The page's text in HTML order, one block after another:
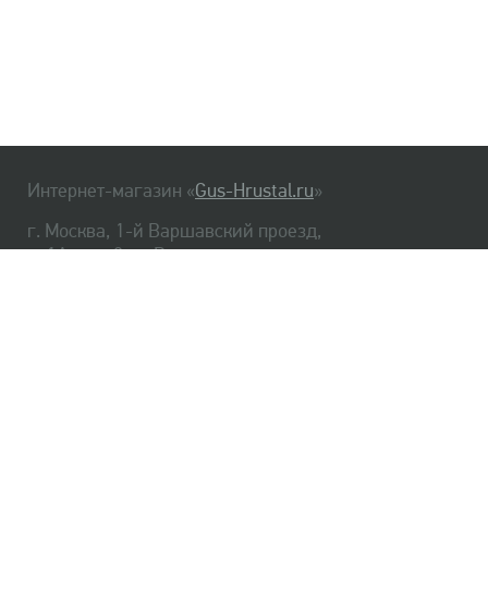
Интернет-магазин «Gus-Hrustal.ru»
г. Москва, 1-й Варшавский проезд,
д. 1А, стр. 3, м. Варшавская